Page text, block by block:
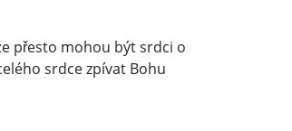
přesto mohou být srdci o
srdce zpívat Bohu